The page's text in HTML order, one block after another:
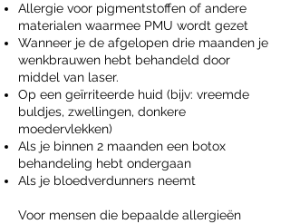
Allergie voor pigmentstoffen of andere
materialen waarmee PMU wordt gezet
Wanneer je de afgelopen drie maanden je
wenkbrauwen hebt behandeld door
middel van laser.
Op een geïrriteerde huid (bijv: vreemde
buldjes, zwellingen, donkere
moedervlekken)
Als je binnen 2 maanden een botox
behandeling hebt ondergaan
Als je bloedverdunners neemt
Voor mensen die bepaalde allergieën